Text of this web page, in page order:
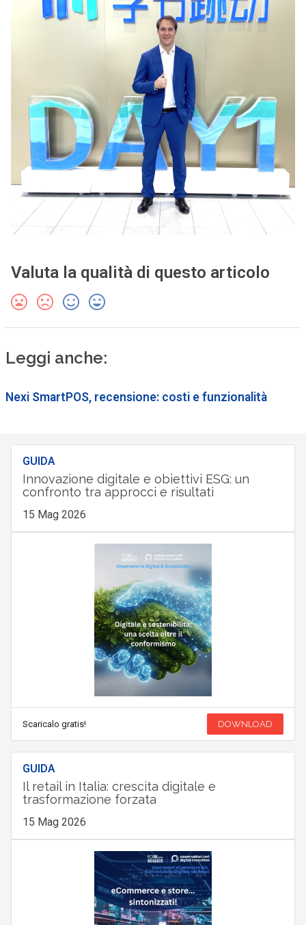
Valuta la qualità di questo articolo
Leggi anche:
Nexi SmartPOS, recensione: costi e funzionalità
GUIDA
Innovazione digitale e obiettivi ESG: un
confronto tra approcci e risultati
15 Mag 2026
Scaricalo gratis! DOWNLOAD
GUIDA
Il retail in Italia: crescita digitale e
trasformazione forzata
15 Mag 2026